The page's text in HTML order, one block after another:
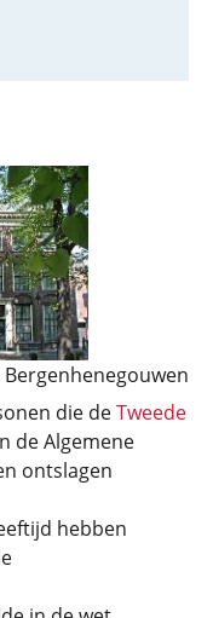
Bergenhenegouwen
die deTweede
de Algemene
ontslagen
hebben